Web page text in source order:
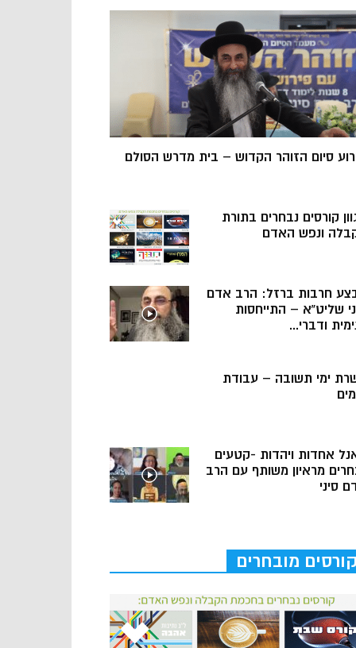
סיום הזוהר הקדוש – בית מדרש הסולם
קורסים נבחרים בתורת
ונפש האדם
חרבות ברזל: הרב אדם
שליט”א – התייחסות
ודברי...
ימי תשובה – עבודת
אחדות ויהדות -קטעים
מראיון משותף עם הרב
סיני
קורסים מובחרים